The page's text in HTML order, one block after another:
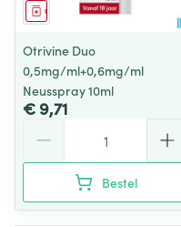
Geneesmiddel
Otrivine Duo
0,5mg/ml+0,6mg/ml
Neusspray 10ml
€ 9,71
Bestel